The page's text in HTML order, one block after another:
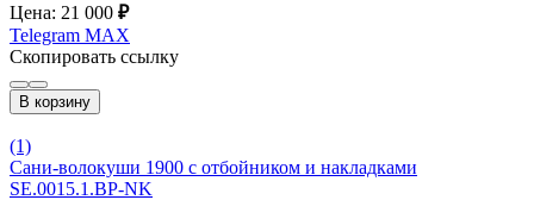
Цена: 21 000 ₽
Telegram MAX
Скопировать ссылку
В корзину
(1)
Сани-волокуши 1900 с отбойником и накладками
SE.0015.1.ВР-NK